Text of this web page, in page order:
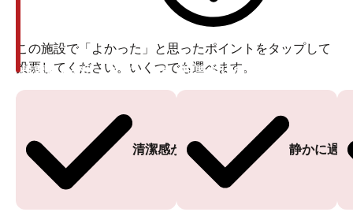
この施設で「よかった」と思ったポイントをタップして
投票してください。いくつでも選べます。
清潔感がある
投票ありがとうございます
静かに過
投票ありがとうございます